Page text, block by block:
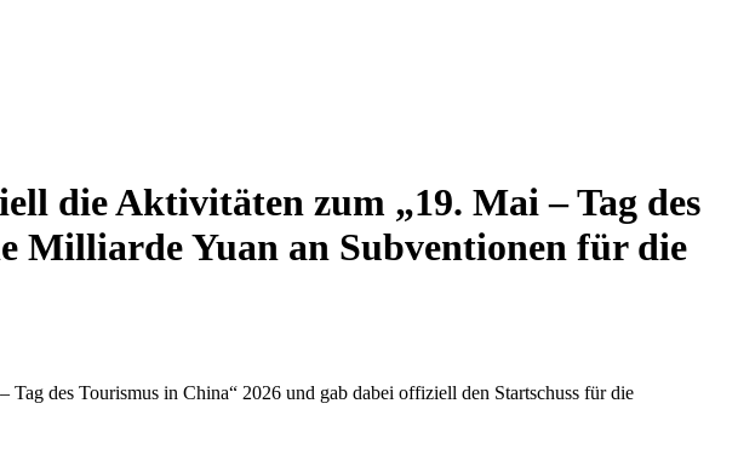
die Aktivitäten zum „19. Mai – Tag des
Milliarde Yuan an Subventionen für die
des Tourismus in China“ 2026 und gab dabei offiziell den Startschuss für die